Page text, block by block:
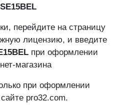
перейдите на страницу
лицензию, и введите
при оформлении
магазина
при оформлении
pro32.com.